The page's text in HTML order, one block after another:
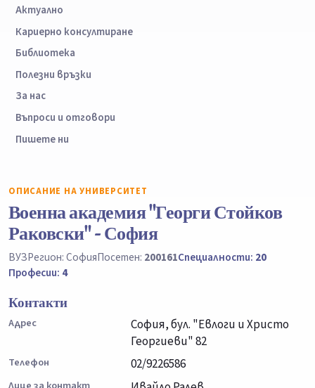
Актуално
Кариерно консултиране
Библиотека
Полезни връзки
За нас
Въпроси и отговори
Пишете ни
ОПИСАНИЕ НА УНИВЕРСИТЕТ
Военна академия "Георги Стойков
Раковски" - София
ВУЗРегион: СофияПосетен: 200161Специалности: 20
Професии: 4
Контакти
Адрес
София, бул. "Евлоги и Христо
Георгиеви" 82
Телефон 02/9226586